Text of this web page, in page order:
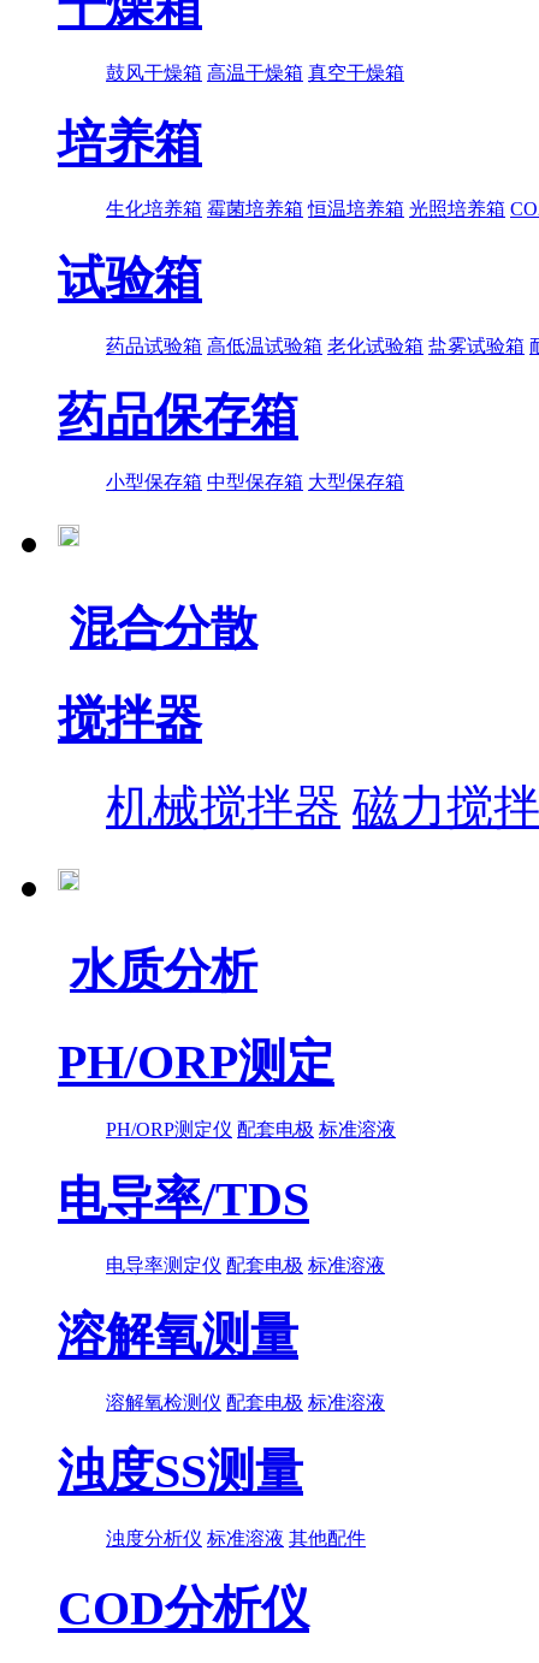
鼓风干燥箱 高温干燥箱 真空干燥箱
培养箱
生化培养箱 霉菌培养箱 恒温培养箱 光照培养箱
试验箱
药品试验箱 高低温试验箱 老化试验箱 盐雾试验箱
药品保存箱
小型保存箱 中型保存箱 大型保存箱
混合分散
搅拌器
机械搅拌器 磁力搅
水质分析
PH/ORP测定
PH/ORP测定仪 配套电极 标准溶液
电导率/TDS
电导率测定仪 配套电极 标准溶液
溶解氧测量
溶解氧检测仪 配套电极 标准溶液
浊度SS测量
浊度分析仪 标准溶液 其他配件
COD分析仪